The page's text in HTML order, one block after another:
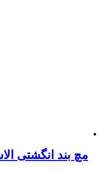
مچ بند انگشتی